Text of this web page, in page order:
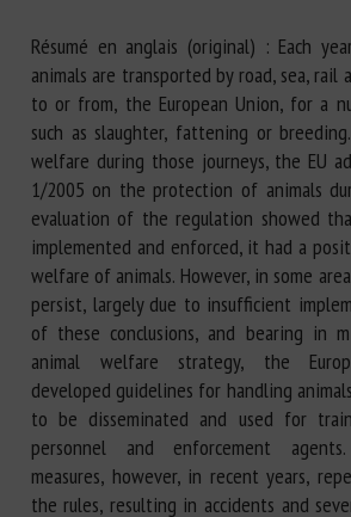
Résumé en anglais (original) : Each
animals are transported by road, sea, rail
to or from, the European Union, for a
such as slaughter, fattening or
welfare during those journeys, the EU
1/2005 on the protection of animals
evaluation of the regulation showed
implemented and enforced, it had a
welfare of animals. However, in some
persist, largely due to insufficient
of these conclusions, and bearing in
animal welfare strategy, the
developed guidelines for handling
to be disseminated and used for
personnel and enforcement
measures, however, in recent years,
the rules, resulting in accidents and